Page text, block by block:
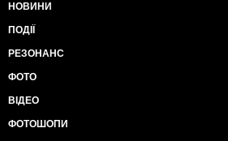
НОВИНИ
ПОДІЇ
РЕЗОНАНС
ФОТО
ВІДЕО
ФОТОШОПИ